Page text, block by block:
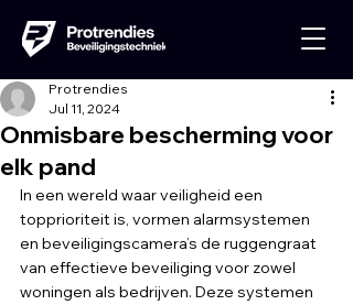
Onmisbare bescherming voor
elk pand
Protrendies
Jul 11, 2024
In een wereld waar veiligheid een
topprioriteit is, vormen alarmsystemen
en beveiligingscamera’s de ruggengraat
van effectieve beveiliging voor zowel
woningen als bedrijven. Deze systemen